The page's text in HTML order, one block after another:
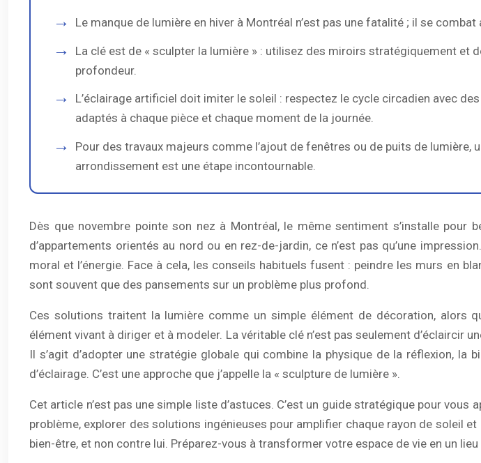
Le manque de lumière en hiver à Montréal n’est pas une fatalité ; il se
La clé est de « sculpter la lumière » : utilisez des miroirs stratégiquement et
profondeur.
L’éclairage artificiel doit imiter le soleil : respectez le cycle circadien avec
adaptés à chaque pièce et chaque moment de la journée.
Pour des travaux majeurs comme l’ajout de fenêtres ou de puits de
arrondissement est une étape incontournable.
Dès que novembre pointe son nez à Montréal, le même sentiment s’installe pour
d’appartements orientés au nord ou en rez-de-jardin, ce n’est pas qu’une
moral et l’énergie. Face à cela, les conseils habituels fusent : peindre les murs en
sont souvent que des pansements sur un problème plus profond.
Ces solutions traitent la lumière comme un simple élément de décoration, alors
élément vivant à diriger et à modeler. La véritable clé n’est pas seulement d’éclaircir
Il s’agit d’adopter une stratégie globale qui combine la physique de la réflexion,
d’éclairage. C’est une approche que j’appelle la « sculpture de lumière ».
Cet article n’est pas une simple liste d’astuces. C’est un guide stratégique pour
problème, explorer des solutions ingénieuses pour amplifier chaque rayon de soleil
bien-être, et non contre lui. Préparez-vous à transformer votre espace de vie en un